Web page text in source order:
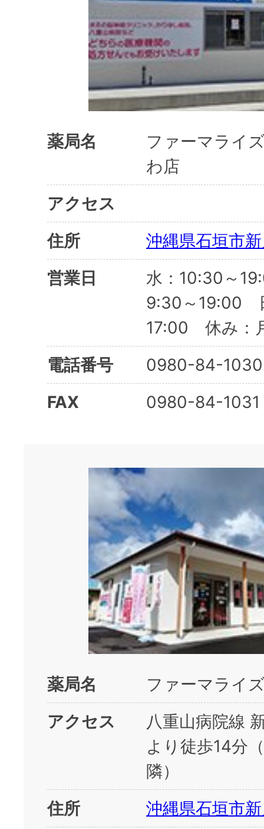
薬局名
ファーマライ
わ店
アクセス
住所
沖縄県石垣市
営業日
水：10:30～
9:30～19:00
17:00 休み：
電話番号
0980-84-1030
FAX
0980-84-1031
薬局名
ファーマライ
アクセス
八重山病院線
より徒歩14分
隣）
住所
沖縄県石垣市